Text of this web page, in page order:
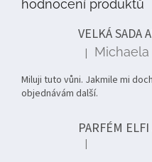
hodnocení produktů
VELKÁ SADA
Hodnocení
|
Miluji tuto vůni. Jakmile mi
objednávám další.
PARFÉM
Hodnocení
|